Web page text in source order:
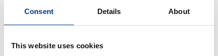
Consent Details About
This website uses cookies
that Quintus presses enable a
rapid transition from concept to
finished component and it also